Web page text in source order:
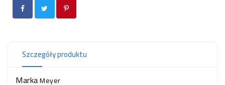
Szczegóły produktu
MarkaMeyer